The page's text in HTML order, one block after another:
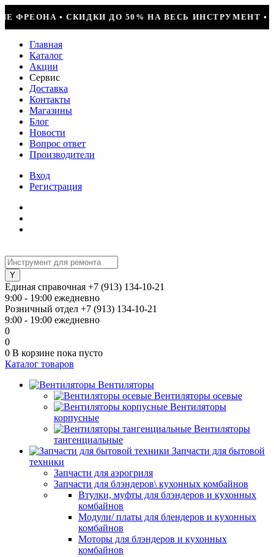
ВЕСЬ ИНСТРУМЕНТ • КОМПРЕССОР JIAXIPERA
Главная
Каталог
Акции
Сервис
Доставка
Контакты
Магазины
Блог
Новости
Вопрос ответ
Производители
Вход
Регистрация
Единая справочная +7 (913) 134-10-21
9:00 - 19:00 ежедневно
Розничный отдел +7 (913) 134-10-21
9:00 - 19:00 ежедневно
0
0
0 В корзине пока пусто
Каталог товаров
Вентиляторы
Вентиляторы осевые
Вентиляторы
корпусные
Вентиляторы
тангенциальные
Запчасти для бытовой
техники
Запчасти для аэрогриля
Запчасти для блэндеров\ кухонных комбайнов
Втулки, муфты для блэндеров и кухонных
комбайнов
Модули/ платы для блендеров и кухонных
комбайнов
Моторы для блэндеров и кухонных
комбайнов